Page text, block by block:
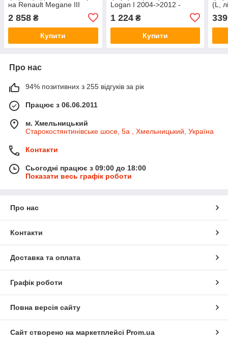
на Renault Megane III
(Оригінал) - 620726996R
2 858 ₴
Купити
Logan I 2004->2012 -
8200838548
1 224₴
Купити
(L,
339
Про нас
94% позитивних з 255 відгуків за рік
Працює з 06.06.2011
м. Хмельницький
Старокостянтинівське шосе, 5а , Хмельницький, Україна
Контакти
Сьогодні працює з 09:00 до 18:00
Показати весь графік роботи
Про нас
Контакти
Доставка та оплата
Графік роботи
Повна версія сайту
Сайт створено на маркетплейсі Prom.ua